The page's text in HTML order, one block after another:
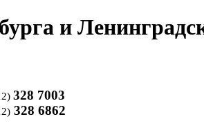
и
328 7003
328 6862